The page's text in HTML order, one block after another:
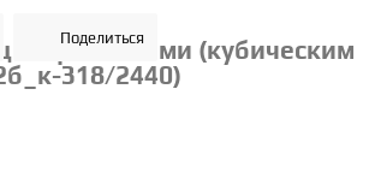
Поделиться
с фианитами (кубическим
318/2440)